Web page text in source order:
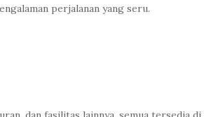
perjalanan yang seru.